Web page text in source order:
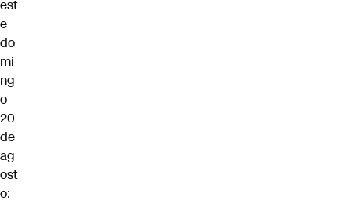
est
e
do
mi
ng
o
20
de
ag
ost
o: